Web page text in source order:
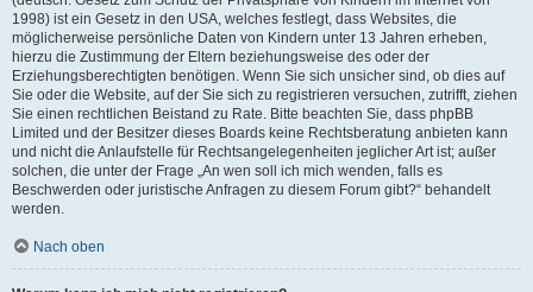
1998) ist ein Gesetz in den USA, welches festlegt, dass Websites, die
möglicherweise persönliche Daten von Kindern unter 13 Jahren erheben,
hierzu die Zustimmung der Eltern beziehungsweise des oder der
Erziehungsberechtigten benötigen. Wenn Sie sich unsicher sind, ob dies auf
Sie oder die Website, auf der Sie sich zu registrieren versuchen, zutrifft, ziehen
Sie einen rechtlichen Beistand zu Rate. Bitte beachten Sie, dass phpBB
Limited und der Besitzer dieses Boards keine Rechtsberatung anbieten kann
und nicht die Anlaufstelle für Rechtsangelegenheiten jeglicher Art ist; außer
solchen, die unter der Frage „An wen soll ich mich wenden, falls es
Beschwerden oder juristische Anfragen zu diesem Forum gibt?“ behandelt
werden.
Nach oben